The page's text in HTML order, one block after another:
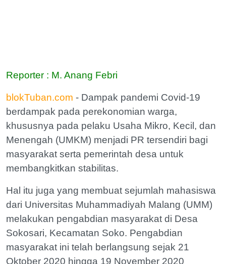
Reporter : M. Anang Febri
blokTuban.com - Dampak pandemi Covid-19
berdampak pada perekonomian warga,
khususnya pada pelaku Usaha Mikro, Kecil, dan
Menengah (UMKM) menjadi PR tersendiri bagi
masyarakat serta pemerintah desa untuk
membangkitkan stabilitas.
Hal itu juga yang membuat sejumlah mahasiswa
dari Universitas Muhammadiyah Malang (UMM)
melakukan pengabdian masyarakat di Desa
Sokosari, Kecamatan Soko. Pengabdian
masyarakat ini telah berlangsung sejak 21
Oktober 2020 hingga 19 November 2020